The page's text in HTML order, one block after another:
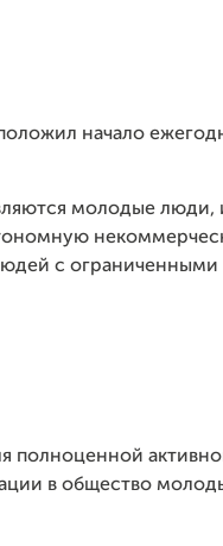
начало
молодые
с
полноценной
в общество